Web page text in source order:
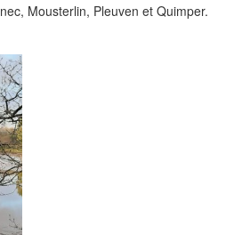
Mousterlin, Pleuven et Quimper.